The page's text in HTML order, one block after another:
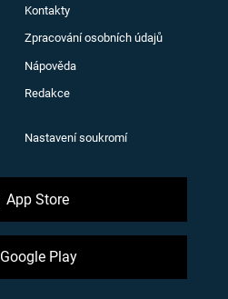
Kontakty
Zpracování osobních údajů
Nápověda
Redakce
Nastavení soukromí
App Store
Google Play